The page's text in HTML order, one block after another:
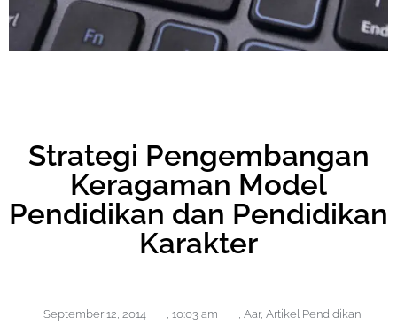
Strategi Pengembangan
Keragaman Model
Pendidikan dan Pendidikan
Karakter
September 12, 2014 , 10:03 am , Aar, Artikel Pendidikan